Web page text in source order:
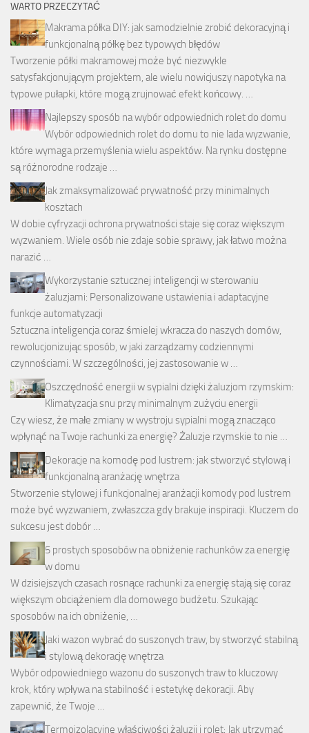
WARTO PRZECZYTAĆ
Makrama półka DIY: jak samodzielnie zrobić dekoracyjną i
funkcjonalną półkę bez typowych błędów
Tworzenie półki makramowej może być niezwykle
satysfakcjonującym projektem, ale wielu nowicjuszy napotyka na
typowe pułapki, które mogą zrujnować efekt końcowy. …
Najlepszy sposób na wybór odpowiednich rolet do domu
Wybór odpowiednich rolet do domu to nie lada wyzwanie,
które wymaga przemyślenia wielu aspektów. Na rynku dostępne
są różnorodne rodzaje …
Jak zmaksymalizować prywatność przy minimalnych
kosztach
W dobie cyfryzacji ochrona prywatności staje się coraz większym
wyzwaniem. Wiele osób nie zdaje sobie sprawy, jak łatwo można
narazić …
Wykorzystanie sztucznej inteligencji w sterowaniu
żaluzjami: Personalizowane ustawienia i adaptacyjne
funkcje automatyzacji
Sztuczna inteligencja coraz śmielej wkracza do naszych domów,
rewolucjonizując sposób, w jaki zarządzamy codziennymi
czynnościami. W szczególności, jej zastosowanie w …
Oszczędność energii w sypialni dzięki żaluzjom rzymskim:
Klimatyzacja snu przy minimalnym zużyciu energii
Czy wiesz, że małe zmiany w wystroju sypialni mogą znacząco
wpłynąć na Twoje rachunki za energię? Żaluzje rzymskie to nie …
Dekoracje na komodę pod lustrem: jak stworzyć stylową i
funkcjonalną aranżację wnętrza
Stworzenie stylowej i funkcjonalnej aranżacji komody pod lustrem
może być wyzwaniem, zwłaszcza gdy brakuje inspiracji. Kluczem do
sukcesu jest dobór …
5 prostych sposobów na obniżenie rachunków za energię
w domu
W dzisiejszych czasach rosnące rachunki za energię stają się coraz
większym obciążeniem dla domowego budżetu. Szukając
sposobów na ich obniżenie, …
Jaki wazon wybrać do suszonych traw, by stworzyć stabilną
i stylową dekorację wnętrza
Wybór odpowiedniego wazonu do suszonych traw to kluczowy
krok, który wpływa na stabilność i estetykę dekoracji. Aby
zapewnić, że Twoje …
Termoizolacyjne właściwości żaluzji i rolet: Jak utrzymać